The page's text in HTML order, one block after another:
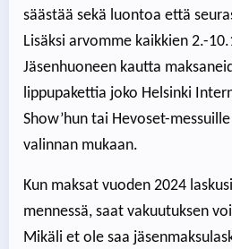
säästää sekä luontoa että
Lisäksi arvomme kaikkien 2.-
Jäsenhuoneen kautta
lippupakettia joko Helsinki
Show’hun tai Hevoset-
valinnan mukaan.
Kun maksat vuoden 2024
mennessä, saat vakuutuksen
Mikäli et ole saa